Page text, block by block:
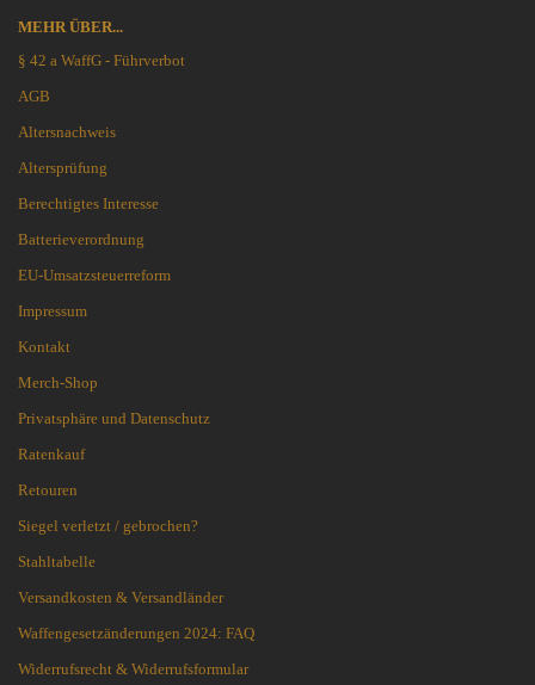
MEHR ÜBER...
§ 42 a WaffG - Führverbot
AGB
Altersnachweis
Altersprüfung
Berechtigtes Interesse
Batterieverordnung
EU-Umsatzsteuerreform
Impressum
Kontakt
Merch-Shop
Privatsphäre und Datenschutz
Ratenkauf
Retouren
Siegel verletzt / gebrochen?
Stahltabelle
Versandkosten & Versandländer
Waffengesetzänderungen 2024: FAQ
Widerrufsrecht & Widerrufsformular